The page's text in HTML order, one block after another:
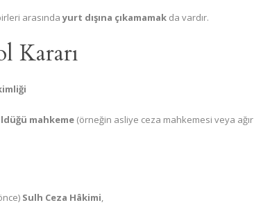
arasındayurt dışına çıkamamak da vardır.
Kararı
mahkeme (örneğin asliye ceza mahkemesi veya ağır
Sulh Ceza Hâkimi,